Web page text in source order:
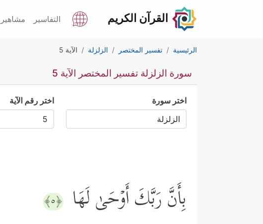
القرآن الكريم التفاسير مشاهير
الرئيسية تفسير المختصر الزلزلة الآية 5
سورة الزلزلة تفسير المختصر الآية 5
اختر سورة اختر رقم الآية
بِأَنَّ رَبَّكَ أَوۡحَىٰ لَهَا ﴿٥﴾